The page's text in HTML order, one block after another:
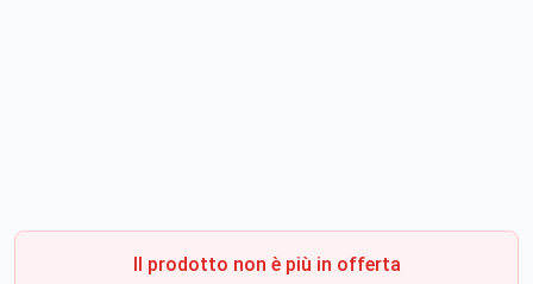
Il prodotto non è più in offerta